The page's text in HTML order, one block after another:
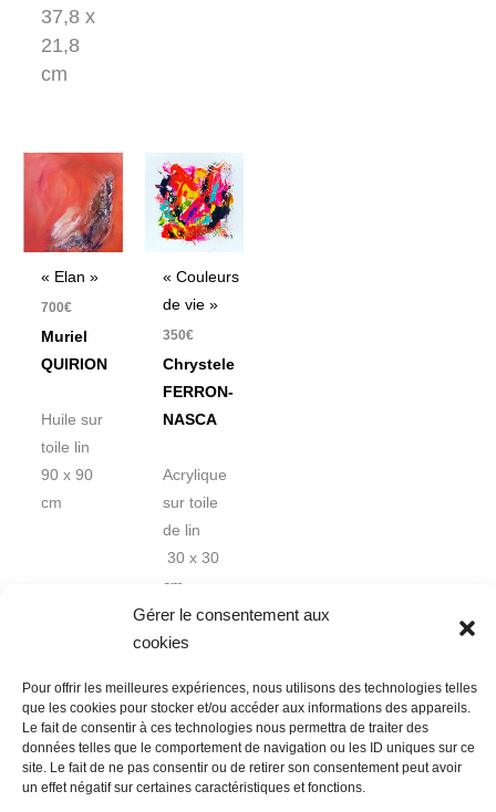
Gérer le consentement aux
cookies
Pour offrir les meilleures expériences, nous utilisons des technologies telles
que les cookies pour stocker et/ou accéder aux informations des appareils.
Le fait de consentir à ces technologies nous permettra de traiter des
données telles que le comportement de navigation ou les ID uniques sur ce
site. Le fait de ne pas consentir ou de retirer son consentement peut avoir
un effet négatif sur certaines caractéristiques et fonctions.
37,8 x
21,8
cm
« Elan »
700€
Muriel
QUIRION
Huile sur
toile lin
90 x 90
cm
« Couleurs
de vie »
350€
Chrystele
FERRON-
NASCA
Acrylique
sur toile
de lin
30 x 30
cm
Nous contacter
Conditions Générales de Ventes
Politique de confidentialité
Mentions légales